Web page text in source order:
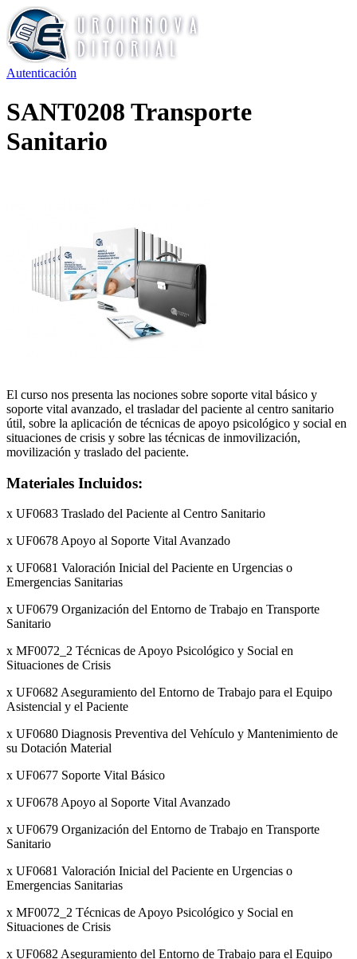
Autenticación
SANT0208 Transporte
Sanitario
El curso nos presenta las nociones sobre soporte vital básico y
soporte vital avanzado, el trasladar del paciente al centro sanitario
útil, sobre la aplicación de técnicas de apoyo psicológico y social en
situaciones de crisis y sobre las técnicas de inmovilización,
movilización y traslado del paciente.
Materiales Incluidos:
x UF0683 Traslado del Paciente al Centro Sanitario
x UF0678 Apoyo al Soporte Vital Avanzado
x UF0681 Valoración Inicial del Paciente en Urgencias o
Emergencias Sanitarias
x UF0679 Organización del Entorno de Trabajo en Transporte
Sanitario
x MF0072_2 Técnicas de Apoyo Psicológico y Social en
Situaciones de Crisis
x UF0682 Aseguramiento del Entorno de Trabajo para el Equipo
Asistencial y el Paciente
x UF0680 Diagnosis Preventiva del Vehículo y Mantenimiento de
su Dotación Material
x UF0677 Soporte Vital Básico
x UF0678 Apoyo al Soporte Vital Avanzado
x UF0679 Organización del Entorno de Trabajo en Transporte
Sanitario
x UF0681 Valoración Inicial del Paciente en Urgencias o
Emergencias Sanitarias
x MF0072_2 Técnicas de Apoyo Psicológico y Social en
Situaciones de Crisis
x UF0682 Aseguramiento del Entorno de Trabajo para el Equipo